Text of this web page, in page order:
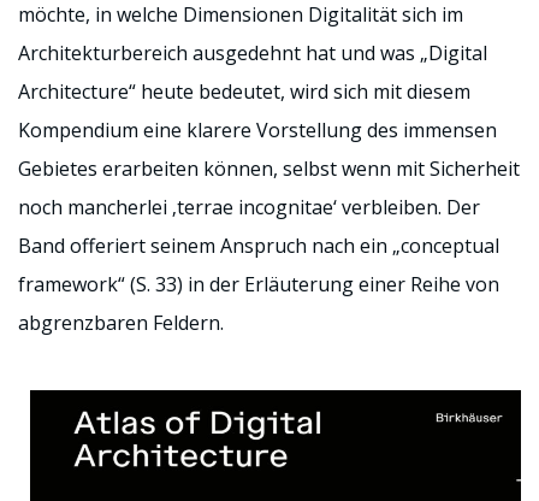
möchte, in welche Dimensionen Digitalität sich im
Architekturbereich ausgedehnt hat und was „Digital
Architecture“ heute bedeutet, wird sich mit diesem
Kompendium eine klarere Vorstellung des immensen
Gebietes erarbeiten können, selbst wenn mit Sicherheit
noch mancherlei ‚terrae incognitae‘ verbleiben. Der
Band offeriert seinem Anspruch nach ein „conceptual
framework“ (S. 33) in der Erläuterung einer Reihe von
abgrenzbaren Feldern.